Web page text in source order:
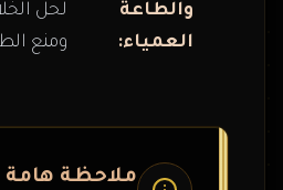
والطاعة
العمياء:
لحل
ومنع
ملاحظة